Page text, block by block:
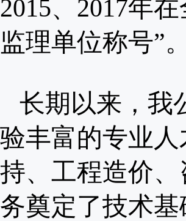
2015、2017年
监理单位称号”。
长期以来，我
验丰富的专业
持、工程造价
务奠定了技术